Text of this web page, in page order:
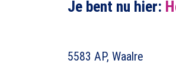
Je bent nu hier:
5583 AP, Waalre